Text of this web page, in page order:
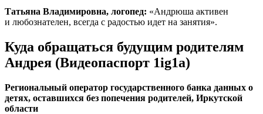
Татьяна Владимировна, логопед: «Андрюша активен
и любознателен, всегда с радостью идет на занятия».
Куда обращаться будущим родителям
Андрея (Видеопаспорт 1ig1a)
Региональный оператор государственного банка данных о
детях, оставшихся без попечения родителей, Иркутской
области